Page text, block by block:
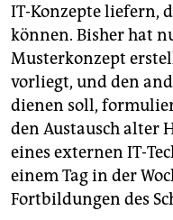
IT-Konzepte liefern,
können. ­Bisher hat
Musterkonzept
vorliegt, und den
dienen soll,
den ­Austausch alter
eines externen IT-
einem Tag in der
Fortbildungen des